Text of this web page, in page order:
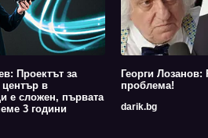
Проектът за
център в
е сложен, първата
3 години
Георги Лозанов:
проблема!
darik.bg